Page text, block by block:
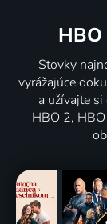
Stovky
vyrážajúce
a užívajte
HBO 2,